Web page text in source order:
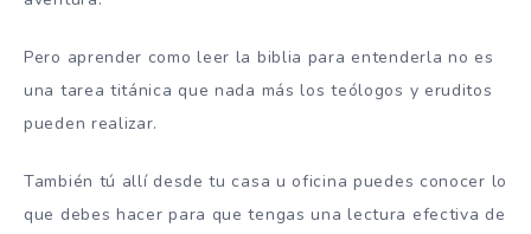
Pero aprender como leer la biblia para entenderla no es
una tarea titánica que nada más los teólogos y eruditos
pueden realizar.
También tú allí desde tu casa u oficina puedes conocer lo
que debes hacer para que tengas una lectura efectiva de